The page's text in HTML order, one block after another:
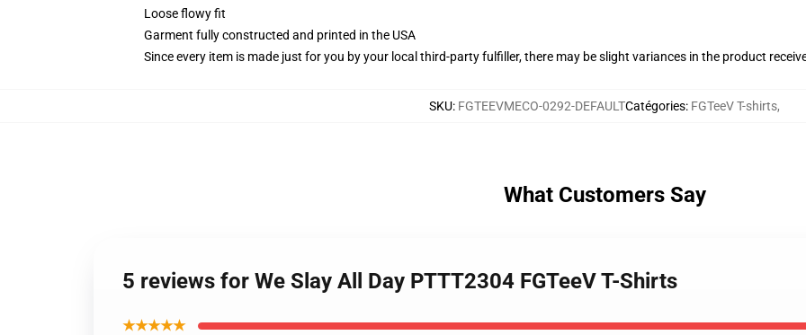
Loose flowy fit
Garment fully constructed and printed in the USA
Since every item is made just for you by your local third-party fulfiller, there may be slight variances in the product
SKU: FGTEEVMECO-0292-DEFAULTCatégories: FGTeeV T-shirts,
What Customers Say
5 reviews for We Slay All Day PTTT2304 FGTeeV T-Shirts
★★★★★